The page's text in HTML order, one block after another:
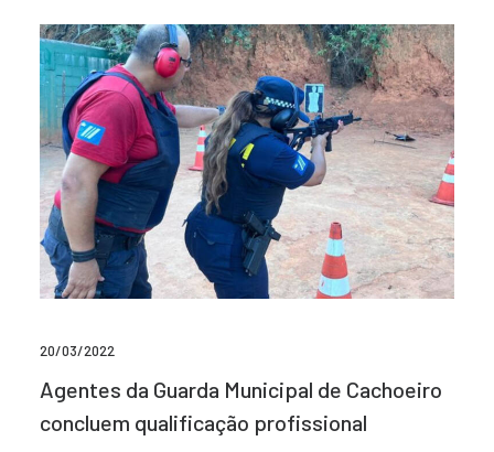
20/03/2022
Agentes da Guarda Municipal de Cachoeiro
concluem qualificação profissional